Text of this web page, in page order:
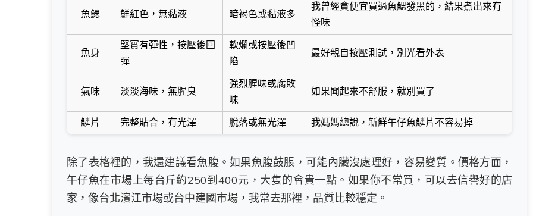
魚鰓 鮮紅色，無黏液 暗褐色或黏液多
我曾經貪便宜買過魚鰓發黑的，結果煮出來有
怪味
魚身
堅實有彈性，按壓後回
彈
軟爛或按壓後凹
陷
最好親自按壓測試，別光看外表
氣味 淡淡海味，無腥臭
強烈腥味或腐敗
味
如果聞起來不舒服，就別買了
鱗片 完整貼合，有光澤 脫落或無光澤 我媽媽總說，新鮮午仔魚鱗片不容易掉
除了表格裡的，我還建議看魚腹。如果魚腹鼓脹，可能內臟沒處理好，容易變質。價格方面，
午仔魚在市場上每台斤約250到400元，大隻的會貴一點。如果你不常買，可以去信譽好的店
家，像台北濱江市場或台中建國市場，我常去那裡，品質比較穩定。